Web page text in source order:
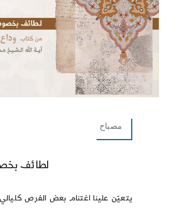
مصباح
لطائف
يتعيّن علينا اغتنام بعض الفرص